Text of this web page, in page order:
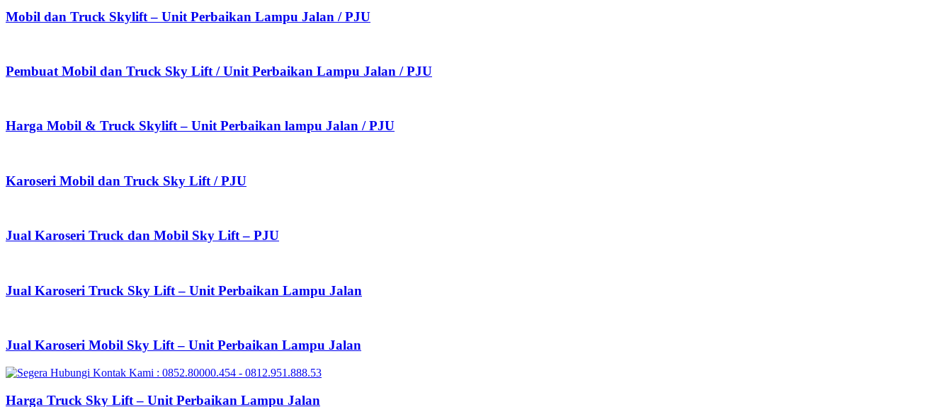
Mobil dan Truck Skylift – Unit Perbaikan Lampu Jalan / PJU
Pembuat Mobil dan Truck Sky Lift / Unit Perbaikan Lampu Jalan / PJU
Harga Mobil & Truck Skylift – Unit Perbaikan lampu Jalan / PJU
Karoseri Mobil dan Truck Sky Lift / PJU
Jual Karoseri Truck dan Mobil Sky Lift – PJU
Jual Karoseri Truck Sky Lift – Unit Perbaikan Lampu Jalan
Jual Karoseri Mobil Sky Lift – Unit Perbaikan Lampu Jalan
Harga Truck Sky Lift – Unit Perbaikan Lampu Jalan